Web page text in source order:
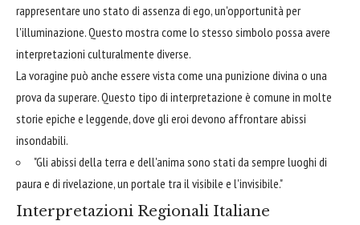
rappresentare uno stato di assenza di ego, un'opportunità per
l'illuminazione. Questo mostra come lo stesso simbolo possa avere
interpretazioni culturalmente diverse.
La voragine può anche essere vista come una punizione divina o una
prova da superare. Questo tipo di interpretazione è comune in molte
storie epiche e leggende, dove gli eroi devono affrontare abissi
insondabili.
"Gli abissi della terra e dell'anima sono stati da sempre luoghi di
paura e di rivelazione, un portale tra il visibile e l'invisibile."
Interpretazioni Regionali Italiane